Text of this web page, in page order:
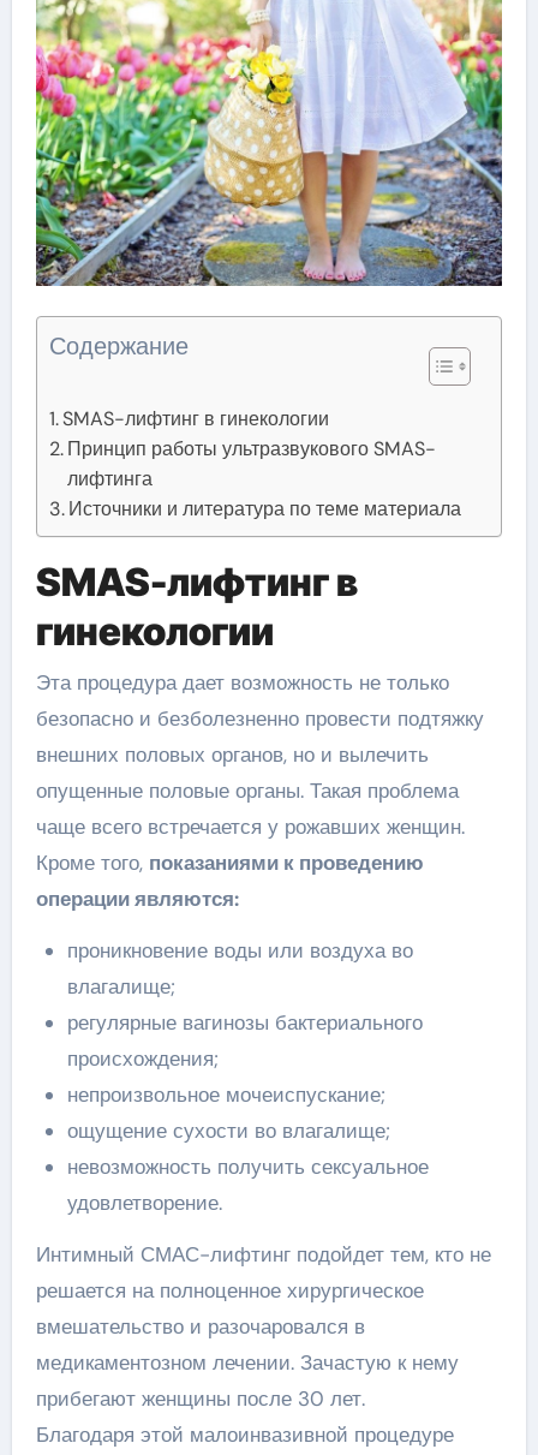
Содержание
SMAS-лифтинг в гинекологии
Принцип работы ультразвукового SMAS-
лифтинга
Источники и литература по теме материала
SMAS-лифтинг в
гинекологии
Эта процедура дает возможность не только
безопасно и безболезненно провести подтяжку
внешних половых органов, но и вылечить
опущенные половые органы. Такая проблема
чаще всего встречается у рожавших женщин.
Кроме того, показаниями к проведению
операции являются:
проникновение воды или воздуха во
влагалище;
регулярные вагинозы бактериального
происхождения;
непроизвольное мочеиспускание;
ощущение сухости во влагалище;
невозможность получить сексуальное
удовлетворение.
Интимный СМАС-лифтинг подойдет тем, кто не
решается на полноценное хирургическое
вмешательство и разочаровался в
медикаментозном лечении. Зачастую к нему
прибегают женщины после 30 лет.
Благодаря этой малоинвазивной процедуре